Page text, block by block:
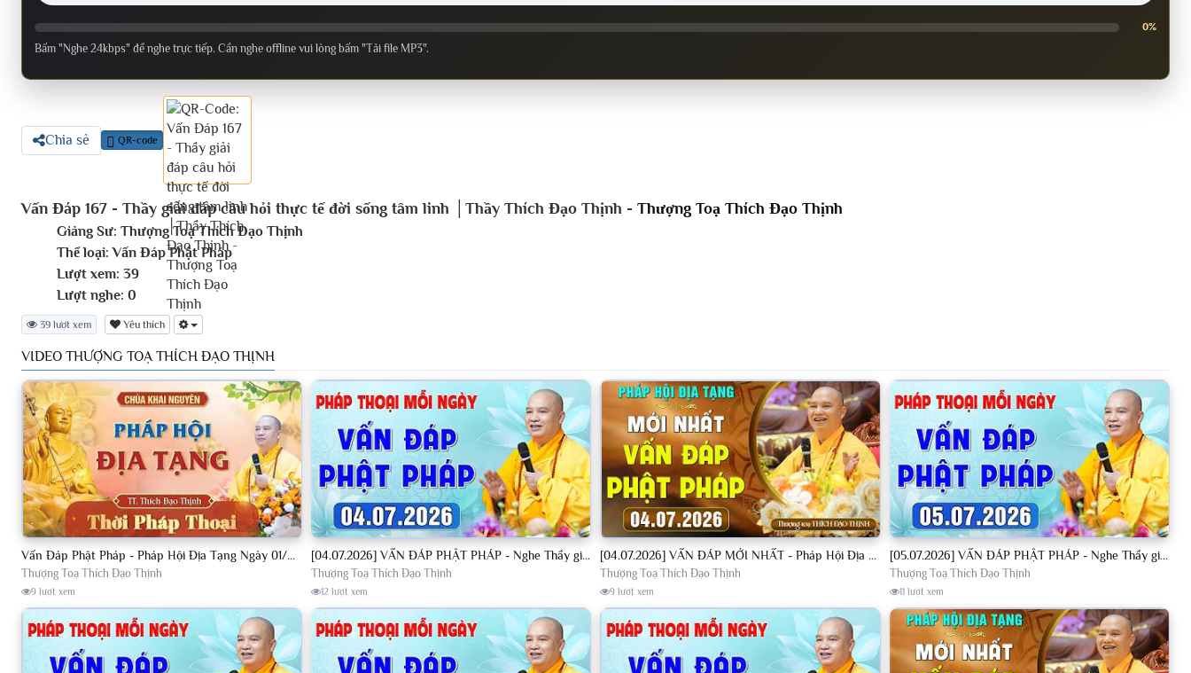
0%
Bấm "Nghe 24kbps" để nghe trực tiếp. Cần nghe offline vui lòng bấm "Tải file MP3".
Chia sẻ QR-code
Vấn Đáp 167 - Thầy giải đáp câu hỏi thực tế đời sống tâm linh │Thầy Thích Đạo Thịnh - Thượng Toạ Thích Đạo Thịnh
Giảng Sư: Thượng Toạ Thích Đạo Thịnh
Thể loại: Vấn Đáp Phật Pháp
Lượt xem: 39
Lượt nghe: 0
39 lượt xem Yêu thích
VIDEO THƯỢNG TOẠ THÍCH ĐẠO THỊNH
Vấn Đáp Phật Pháp - Pháp Hội Địa Tạng Ngày 01/08/2026│TT. Thích Đạo Thịnh
Thượng Toạ Thích Đạo Thịnh
9 lượt xem
[04.07.2026] VẤN ĐÁP PHẬT PHÁP - Nghe Thầy giảng Pháp mỗi ngày CÔNG ĐỨC VÔ LƯỢNG│TT. Thích Đạo Thịnh
Thượng Toạ Thích Đạo Thịnh
12 lượt xem
[04.07.2026] VẤN ĐÁP MỚI NHẤT - Pháp Hội Địa Tạng Chùa Khai Nguyên | TT. Thích Đạo Thịnh
Thượng Toạ Thích Đạo Thịnh
9 lượt xem
[05.07.2026] VẤN ĐÁP PHẬT PHÁP - Nghe Thầy giảng Pháp mỗi ngày CÔNG ĐỨC VÔ LƯỢNG│TT. Thích Đạo Thịnh
Thượng Toạ Thích Đạo Thịnh
11 lượt xem